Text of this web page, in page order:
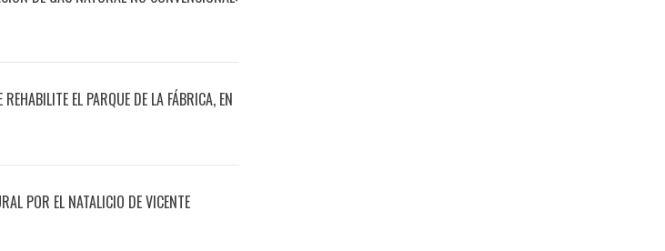
EL PARQUE DE LA FÁBRICA, EN
POR EL NATALICIO DE VICENTE